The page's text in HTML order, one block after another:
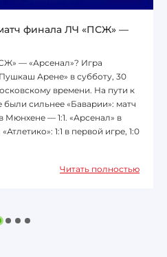
матч финала ЛЧ «ПСЖ» —
— «Арсенал»? Игра
Арене» в субботу, 30
времени. На пути к
сильнее «Баварии»: матч
Мюнхене — 1:1. «Арсенал» в
1:1 в первой игре, 1:0
Читать полностью